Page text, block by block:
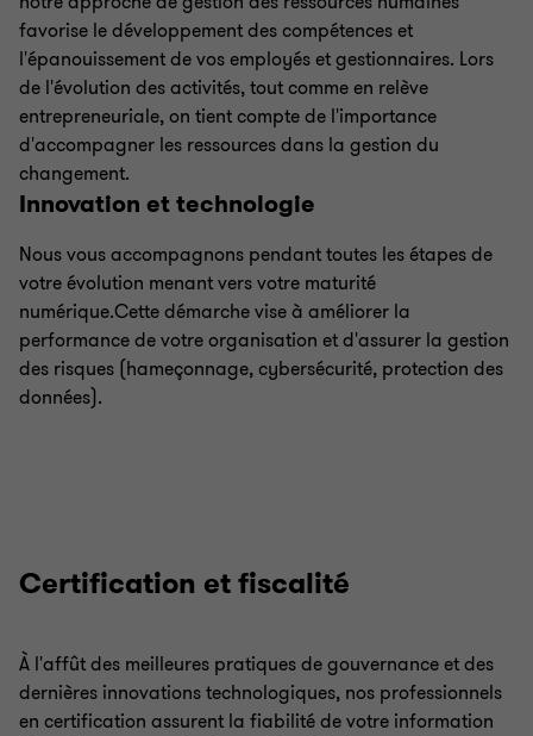
favorise le développement des compétences et
l'épanouissement de vos employés et gestionnaires. Lors
de l'évolution des activités, tout comme en relève
entrepreneuriale, on tient compte de l'importance
d'accompagner les ressources dans la gestion du
changement.
Innovation et technologie
Nous vous accompagnons pendant toutes les étapes de
votre évolution menant vers votre maturité
numérique.Cette démarche vise à améliorer la
performance de votre organisation et d'assurer la gestion
des risques (hameçonnage, cybersécurité, protection des
données).
Certification et fiscalité
À l'affût des meilleures pratiques de gouvernance et des
dernières innovations technologiques, nos professionnels
en certification assurent la fiabilité de votre information